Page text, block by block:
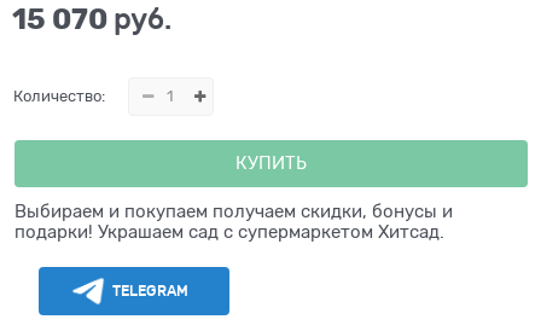
15 070 руб.
Количество:
КУПИТЬ
Выбираем и покупаем получаем скидки, бонусы и
подарки! Украшаем сад с супермаркетом Хитсад.
TELEGRAM